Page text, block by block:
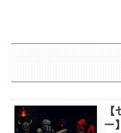
ー